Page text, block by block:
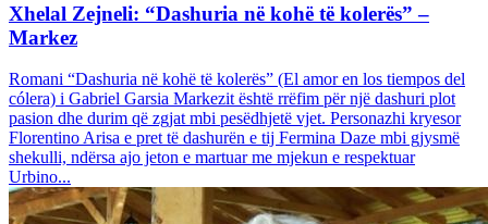
Xhelal Zejneli: “Dashuria në kohë të kolerës” –
Markez
Romani “Dashuria në kohë të kolerës” (El amor en los tiempos del
cólera) i Gabriel Garsia Markezit është rrëfim për një dashuri plot
pasion dhe durim që zgjat mbi pesëdhjetë vjet. Personazhi kryesor
Florentino Arisa e pret të dashurën e tij Fermina Daze mbi gjysmë
shekulli, ndërsa ajo jeton e martuar me mjekun e respektuar
Urbino...